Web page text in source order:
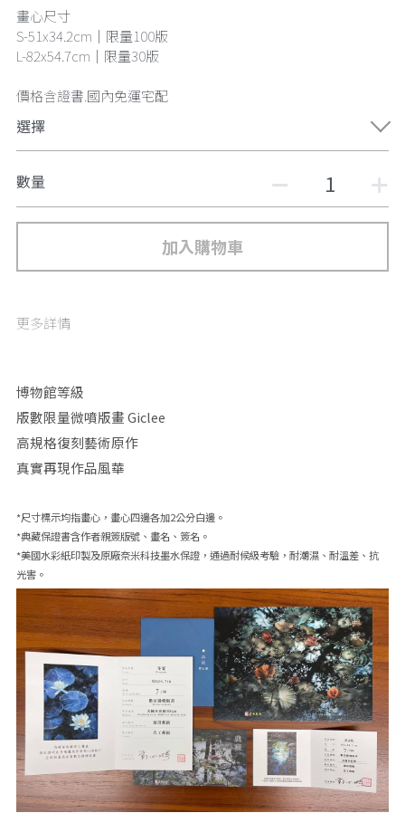
畫心尺寸
S-51x34.2cm｜限量100版
L-82x54.7cm｜限量30版
價格含證書.國內免運宅配
選擇
數量
加入購物車
更多詳情
博物館等級
版數限量微噴版畫 Giclee
高規格復刻藝術原作
真實再現作品風華
*尺寸標示均指畫心，畫心四邊各加2公分白邊。
*典藏保證書含作者親簽版號、畫名、簽名。
*美國水彩紙印製及原廠奈米科技墨水保證，通過耐候級考驗，耐潮濕、耐溫差、抗
光害。